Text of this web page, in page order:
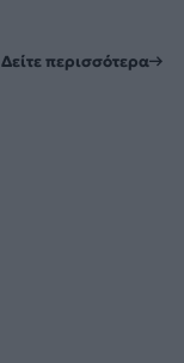
Δείτε περισσότερα